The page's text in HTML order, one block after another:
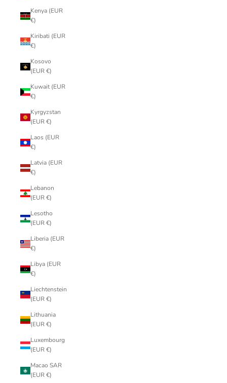
Kenya (EUR
€)
Kiribati (EUR
€)
Kosovo
(EUR €)
Kuwait (EUR
€)
Kyrgyzstan
(EUR €)
Laos (EUR
€)
Latvia (EUR
€)
Lebanon
(EUR €)
Lesotho
(EUR €)
Liberia (EUR
€)
Libya (EUR
€)
Liechtenstein
(EUR €)
Lithuania
(EUR €)
Luxembourg
(EUR €)
Macao SAR
(EUR €)